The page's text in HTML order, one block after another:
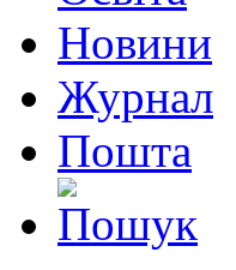
Новини
Журнал
Пошта